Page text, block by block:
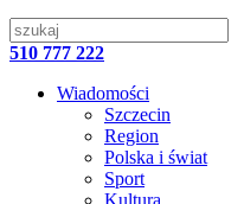
510 777 222
Wiadomości
Szczecin
Region
Polska i świat
Sport